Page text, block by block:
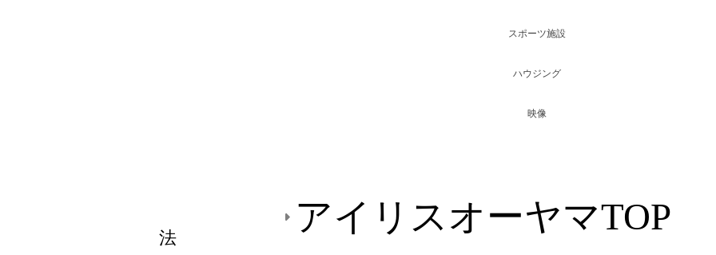
法
アイリスオーヤマTOP
スポーツ施設
ハウジング
映像